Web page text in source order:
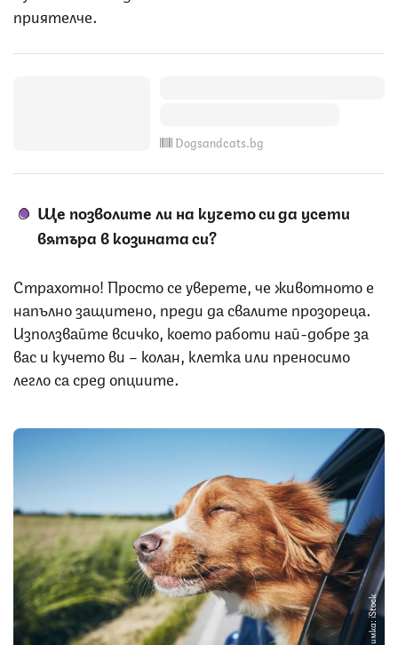
приятелче.
Dogsandcats.bg
Ще позволите ли на кучето си да усети
вятъра в козината си?
Страхотно! Просто се уверете, че животното е
напълно защитено, преди да свалите прозореца.
Използвайте всичко, което работи най-добре за
вас и кучето ви – колан, клетка или преносимо
легло са сред опциите.
Снимка: iStock